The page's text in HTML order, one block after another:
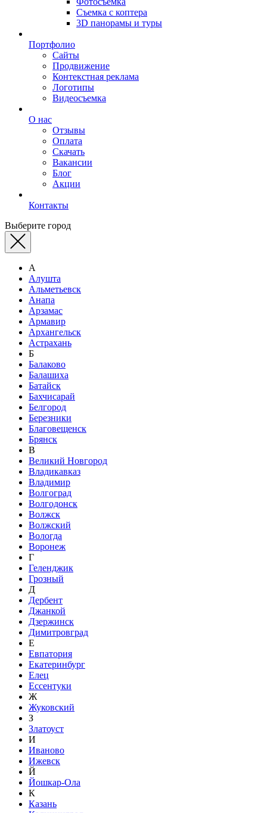
Съемка с коптера
3D панорамы и туры
Портфолио
Сайты
Продвижение
Контекстная реклама
Логотипы
Видеосъемка
О нас
Отзывы
Оплата
Скачать
Вакансии
Блог
Акции
Контакты
Выберите город
А
Алушта
Альметьевск
Анапа
Арзамас
Армавир
Архангельск
Астрахань
Б
Балаково
Балашиха
Батайск
Бахчисарай
Белгород
Березники
Благовещенск
Брянск
В
Великий Новгород
Владикавказ
Владимир
Волгоград
Волгодонск
Волжск
Волжский
Вологда
Воронеж
Г
Геленджик
Грозный
Д
Дербент
Джанкой
Дзержинск
Димитровград
Е
Евпатория
Екатеринбург
Елец
Ессентуки
Ж
Жуковский
З
Златоуст
И
Иваново
Ижевск
Й
Йошкар-Ола
К
Казань